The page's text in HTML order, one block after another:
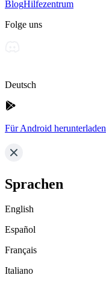
BlogHilfezentrum
Folge uns
Deutsch
Für Android herunterladen
Sprachen
English
Español
Français
Italiano